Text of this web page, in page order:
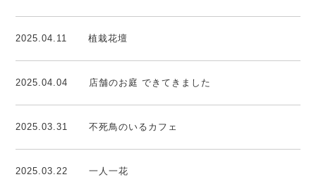
2025.04.11 植栽花壇
2025.04.04 店舗のお庭 できてきました
2025.03.31 不死鳥のいるカフェ
2025.03.22 一人一花